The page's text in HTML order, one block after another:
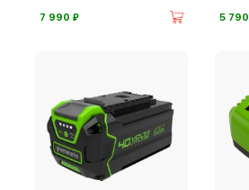
7 990 ⃏ 5 790